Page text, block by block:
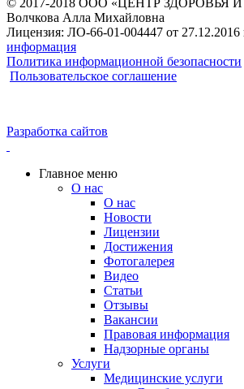
© 2017-2018 ООО «ЦЕНТР ЗДОРОВЬЯ
Волчкова Алла Михайловна
Лицензия: ЛО-66-01-004447 от 27.12.2016
информация
Политика информационной безопасности
Пользовательское соглашение
Разработка сайтов
Главное меню
О нас
О нас
Новости
Лицензии
Достижения
Фотогалерея
Видео
Статьи
Отзывы
Вакансии
Правовая информация
Надзорные органы
Услуги
Медицинские услуги